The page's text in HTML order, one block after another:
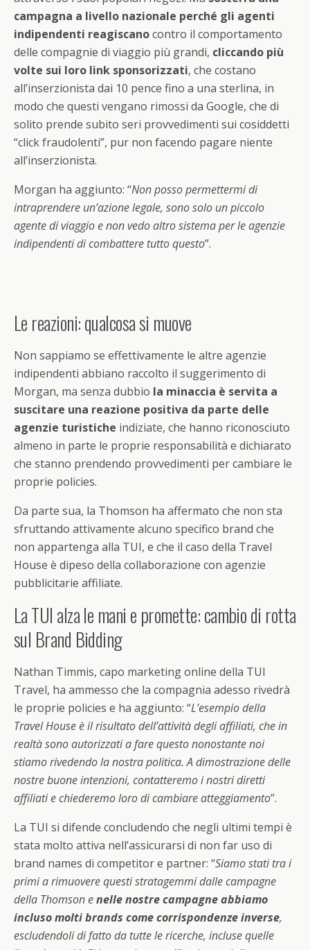
campagna a livello nazionale perché gli agenti
indipendenti reagiscanocontro il comportamento
delle compagnie di viaggio più grandi, cliccando più
volte sui loro link sponsorizzati, che costano
all’inserzionista dai 10 pence fino a una sterlina, in
modo che questi vengano rimossi da Google, che di
solito prende subito seri provvedimenti sui cosiddetti
“click fraudolenti”, pur non facendo pagare niente
all’inserzionista.
Morgan ha aggiunto: “Non posso permettermi di
intraprendere un’azione legale, sono solo un piccolo
agente di viaggio e non vedo altro sistema per le agenzie
indipendenti di combattere tutto questo”.
Le reazioni: qualcosa si muove
Non sappiamo se effettivamente le altre agenzie
indipendenti abbiano raccolto il suggerimento di
Morgan, ma senza dubbio la minaccia è servita a
suscitare una reazione positiva da parte delle
agenzie turistiche indiziate, che hanno riconosciuto
almeno in parte le proprie responsabilità e dichiarato
che stanno prendendo provvedimenti per cambiare le
proprie policies.
Da parte sua, la Thomson ha affermato che non sta
sfruttando attivamente alcuno specifico brand che
non appartenga alla TUI, e che il caso della Travel
House è dipeso della collaborazione con agenzie
pubblicitarie affiliate.
La TUI alza le mani e promette: cambio di rotta
sul Brand Bidding
Nathan Timmis, capo marketing online della TUI
Travel, ha ammesso che la compagnia adesso rivedrà
le proprie policies e ha aggiunto: “L’esempio della
Travel House è il risultato dell’attività degli affiliati, che in
realtà sono autorizzati a fare questo nonostante noi
stiamo rivedendo la nostra politica. A dimostrazione delle
nostre buone intenzioni, contatteremo i nostri diretti
affiliati e chiederemo loro di cambiare atteggiamento”.
La TUI si difende concludendo che negli ultimi tempi è
stata molto attiva nell’assicurarsi di non far uso di
brand names di competitor e partner: “Siamo stati tra i
primi a rimuovere questi stratagemmi dalle campagne
della Thomson enelle nostre campagne abbiamo
incluso molti brands come corrispondenze inverse,
escludendoli di fatto da tutte le ricerche, incluse quelle